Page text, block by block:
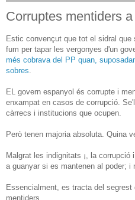
Corruptes mentiders
Estic convençut que tot el sidral
fum per tapar les vergonyes d'un
més cobrava del PP quan,
sobres.
EL govern espanyol és corrupte i
enxampat en casos de corrupció.
càrrecs i institucions que ocupen.
Però tenen majoria absoluta. Quina
Malgrat les indignitats ¡, la
a guanyar si es mantenen al poder; i
Essencialment, es tracta del
mentiders.